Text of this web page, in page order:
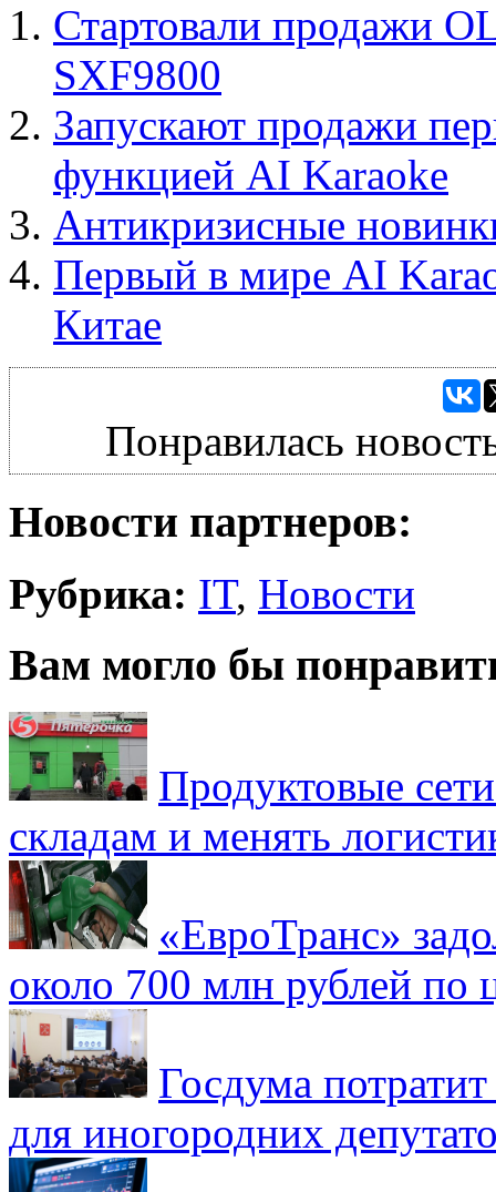
Стартовали продажи
SXF9800
Запускают продажи
функцией AI Karaoke
Антикризисные
Первый в мире AI
Китае
Понравилась
Новости партнеров:
Рубрика: IT, Новости
Вам могло бы
Продуктовые
складам и менять
«ЕвроТранс»
около 700 млн рублей
Госдума
для иногородних